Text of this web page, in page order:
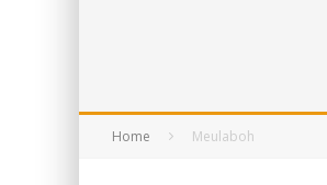
KEBANGKITAN
Home Meulaboh